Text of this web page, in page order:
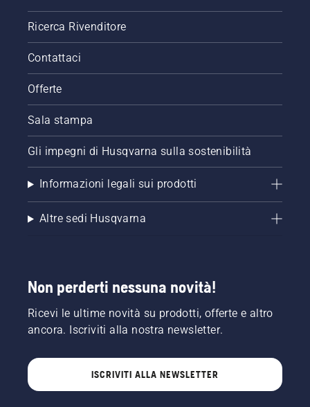
Ricerca Rivenditore
Contattaci
Offerte
Sala stampa
Gli impegni di Husqvarna sulla sostenibilità
Informazioni legali sui prodotti
Altre sedi Husqvarna
Non perderti nessuna novità!
Ricevi le ultime novità su prodotti, offerte e altro
ancora. Iscriviti alla nostra newsletter.
ISCRIVITI ALLA NEWSLETTER